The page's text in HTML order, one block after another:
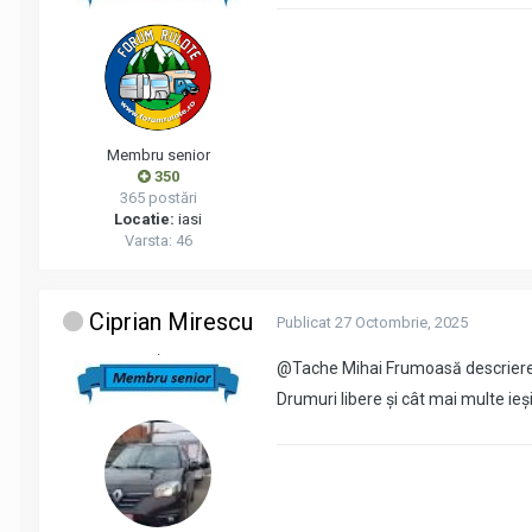
Membru senior
350
365 postări
Locatie: iasi
Varsta: 46
Ciprian Mirescu Publicat 27 Octombrie, 2025
@Tache Mihai Frumoasă
Drumuri libere și cât mai multe